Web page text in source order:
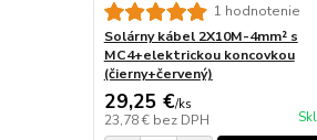
1 hodnotenie
Solárny kábel 2X10M-4mm² s
MC4+elektrickou koncovkou
(čierny+červený)
29,25 €/ks
23,78 € bez DPH